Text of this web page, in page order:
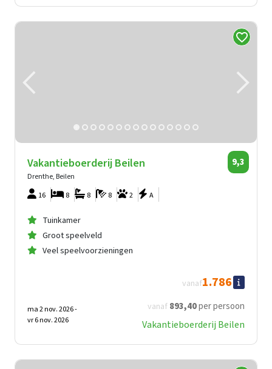
Vakantieboerderij Beilen
Drenthe, Beilen
9,3
16 2
8
8 A
8
Tuinkamer
Groot speelveld
Veel speelvoorzieningen
vanaf 893,40per persoon
vanaf1.786
ma 2 nov. 2026 -
vr 6 nov. 2026
Vakantieboerderij Beilen